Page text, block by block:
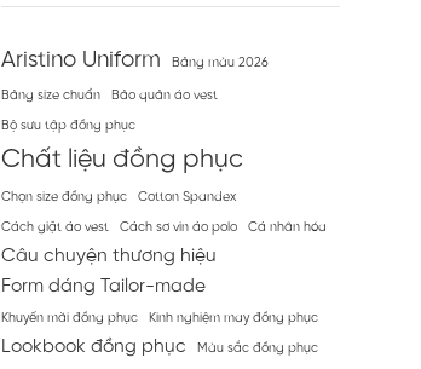
Aristino Uniform Bảng màu 2026
Bảng size chuẩn Bảo quản áo vest
Bộ sưu tập đồng phục
Chất liệu đồng phục
Chọn size đồng phục Cotton Spandex
Cách giặt áo vest Cách sơ vin áo polo Cá nhân hóa
Câu chuyện thương hiệu
Form dáng Tailor-made
Khuyến mãi đồng phục Kinh nghiệm may đồng phục
Lookbook đồng phục Màu sắc đồng phục